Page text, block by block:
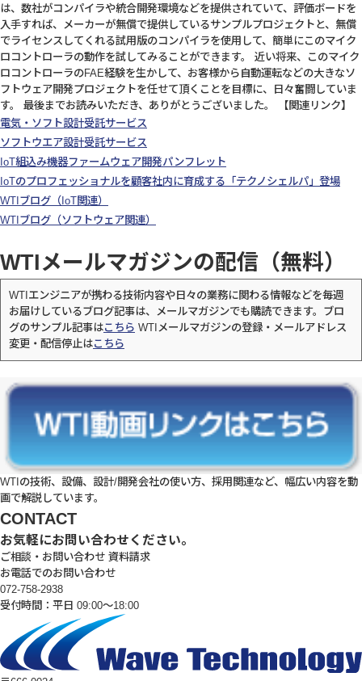
は、数社がコンパイラや統合開発環境などを提供されていて、評価ボードを
入手すれば、メーカーが無償で提供しているサンプルプロジェクトと、無償
でライセンスしてくれる試用版のコンパイラを使用して、簡単にこのマイク
ロコントローラの動作を試してみることができます。 近い将来、このマイク
ロコントローラのFAE経験を生かして、お客様から自動運転などの大きなソ
フトウェア開発プロジェクトを任せて頂くことを目標に、日々奮闘していま
す。 最後までお読みいただき、ありがとうございました。 【関連リンク】
電気・ソフト設計受託サービス
ソフトウエア設計受託サービス
IoT組込み機器ファームウェア開発パンフレット
IoTのプロフェッショナルを顧客社内に育成する「テクノシェルパ」登場
WTIブログ（IoT関連）
WTIブログ（ソフトウェア関連）
WTIメールマガジンの配信（無料）
WTIエンジニアが携わる技術内容や日々の業務に関わる情報などを毎週
お届けしているブログ記事は、メールマガジンでも購読できます。ブロ
グのサンプル記事はこちら WTIメールマガジンの登録・メールアドレス
変更・配信停止はこちら
WTIの技術、設備、設計/開発会社の使い方、採用関連など、幅広い内容を動
画で解説しています。
CONTACT
お気軽にお問い合わせください。
ご相談・お問い合わせ 資料請求
お電話でのお問い合わせ
072-758-2938
受付時間：平日 09:00～18:00